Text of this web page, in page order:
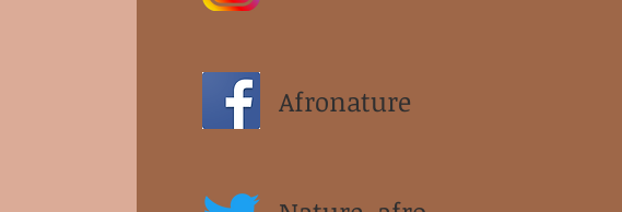
Afronature